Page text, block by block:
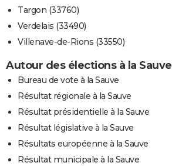
Targon (33760)
Verdelais (33490)
Villenave-de-Rions (33550)
Autour des élections à la Sauve
Bureau de vote à la Sauve
Résultat régionale à la Sauve
Résultat présidentielle à la Sauve
Résultat législative à la Sauve
Résultats européenne à la Sauve
Résultat municipale à la Sauve